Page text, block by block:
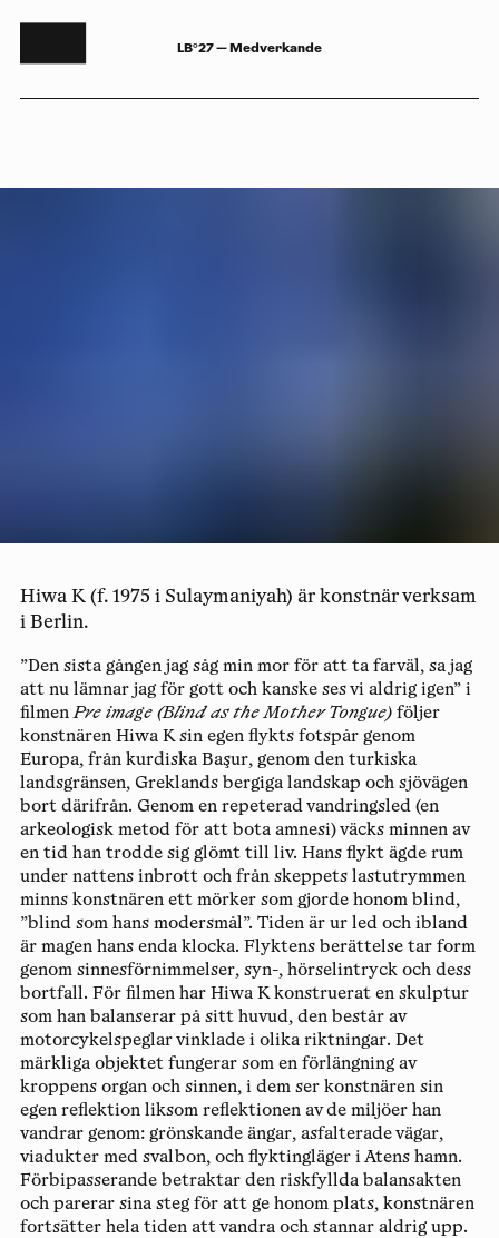
LB°27 — Medverkande
Hiwa K (f. 1975 i Sulaymaniyah) är konstnär verksam
i Berlin.
”Den sista gången jag såg min mor för att ta farväl, sa jag
att nu lämnar jag för gott och kanske ses vi aldrig igen” i
filmenPre image (Blind as the Mother Tongue)följer
konstnären Hiwa K sin egen flykts fotspår genom
Europa, från kurdiska Başur, genom den turkiska
landsgränsen, Greklands bergiga landskap och sjövägen
bort därifrån. Genom en repeterad vandringsled (en
arkeologisk metod för att bota amnesi) väcks minnen av
en tid han trodde sig glömt till liv. Hans flykt ägde rum
under nattens inbrott och från skeppets lastutrymmen
minns konstnären ett mörker som gjorde honom blind,
”blind som hans modersmål”. Tiden är ur led och ibland
är magen hans enda klocka. Flyktens berättelse tar form
genom sinnesförnimmelser, syn-, hörselintryck och dess
bortfall. För filmen har Hiwa K konstruerat en skulptur
som han balanserar på sitt huvud, den består av
motorcykelspeglar vinklade i olika riktningar. Det
märkliga objektet fungerar som en förlängning av
kroppens organ och sinnen, i dem ser konstnären sin
egen reflektion liksom reflektionen av de miljöer han
vandrar genom: grönskande ängar, asfalterade vägar,
viadukter med svalbon, och flyktingläger i Atens hamn.
Förbipasserande betraktar den riskfyllda balansakten
och parerar sina steg för att ge honom plats, konstnären
fortsätter hela tiden att vandra och stannar aldrig upp.